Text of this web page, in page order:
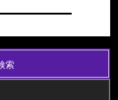
索